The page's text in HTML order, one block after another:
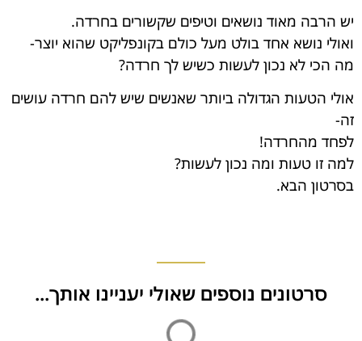
יש הרבה מאוד נושאים וטיפים שקשורים בחרדה.
ואולי נושא אחד בולט מעל כולם בקונפליקט שהוא יוצר-
מה הכי לא נכון לעשות כשיש לך חרדה?
אולי הטעות הגדולה ביותר שאנשים שיש להם חרדה עושים
זה-
לפחד מהחרדה!
למה זו טעות ומה נכון לעשות?
בסרטון הבא.
סרטונים נוספים שאולי יעניינו אותך...